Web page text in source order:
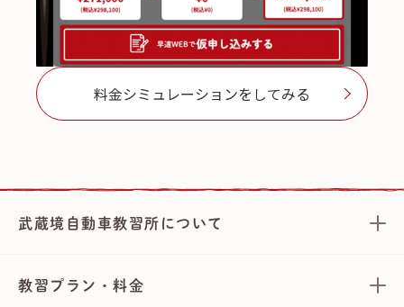
料金シミュレーションをしてみる
武蔵境自動車教習所について
教習プラン・料金